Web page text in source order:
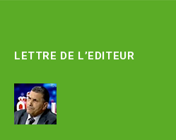
LETTRE DE L’EDITEUR